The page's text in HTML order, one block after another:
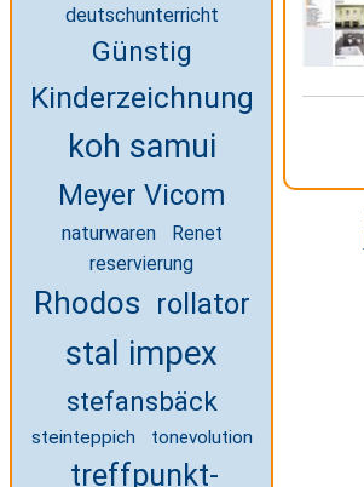
deutschunterricht
Günstig
Kinderzeichnung
koh samui
Meyer Vicom
naturwaren Renet
reservierung
Rhodos rollator
stal impex
stefansbäck
steinteppich tonevolution
treffpunkt-